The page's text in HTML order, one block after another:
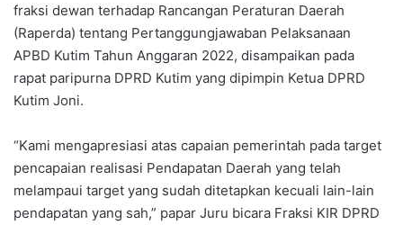
fraksi dewan terhadap Rancangan Peraturan Daerah
(Raperda) tentang Pertanggungjawaban Pelaksanaan
APBD Kutim Tahun Anggaran 2022, disampaikan pada
rapat paripurna DPRD Kutim yang dipimpin Ketua DPRD
Kutim Joni.
“Kami mengapresiasi atas capaian pemerintah pada target
pencapaian realisasi Pendapatan Daerah yang telah
melampaui target yang sudah ditetapkan kecuali lain-lain
pendapatan yang sah,” papar Juru bicara Fraksi KIR DPRD